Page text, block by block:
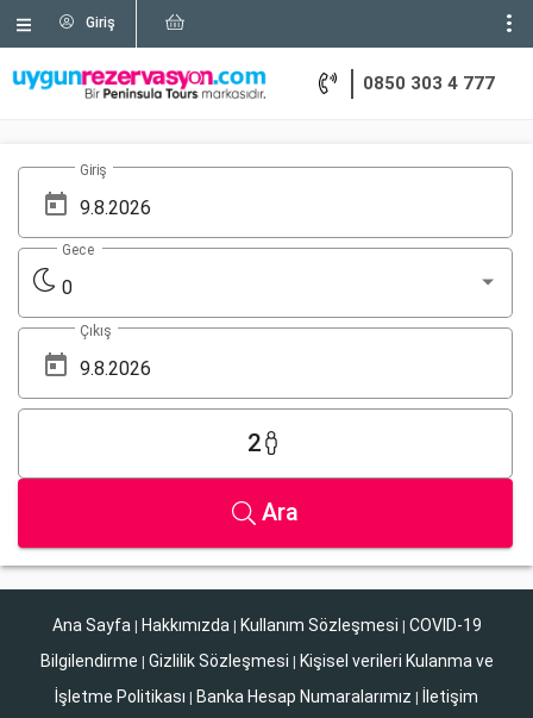
Giriş
0850 303 4 777
Giriş
0
Gece
Çıkış
2
Ara
Ana Sayfa | Hakkımızda | Kullanım Sözleşmesi | COVID-19
Bilgilendirme | Gizlilik Sözleşmesi | Kişisel verileri Kulanma ve
İşletme Politikası | Banka Hesap Numaralarımız | İletişim